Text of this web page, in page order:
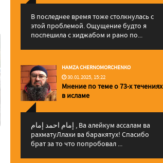
В последнее время тоже столкнулась с
этой проблемой. Ощущение будто я
поспешила с хиджабом и рано по...
HAMZA CHERNOMORCHENKO
30.01.2025, 15:22
Мнение по теме о 73-х течениях
в исламе
إمام احمد إمام , Ва алейкум ассалам ва
рахматуЛлахи ва баракятух! Спасибо
брат за то что попробовал ...